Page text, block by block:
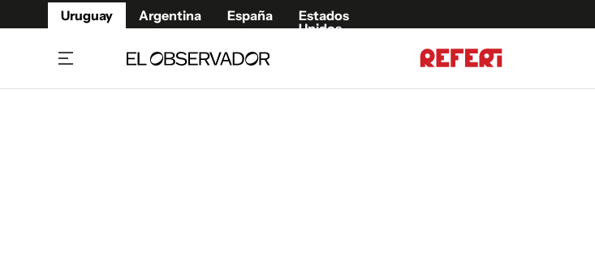
Uruguay Argentina España
Estados
Unidos